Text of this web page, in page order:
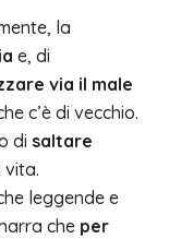
la
e, di
via il male
c’è di vecchio.
di saltare
vita.
leggende e
che per